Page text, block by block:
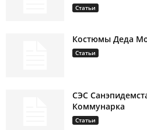
Статьи
Костюмы Деда
Статьи
СЭС
Коммунарка
Статьи